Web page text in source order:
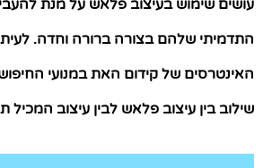
עושים שימוש בעיצוב פלאש על מנת
התדמיתי שלהם בצורה ברורה וחדה.
האינטרסים של קידום האת במנועי
שילוב בין עיצוב פלאש לבין עיצוב המכיל